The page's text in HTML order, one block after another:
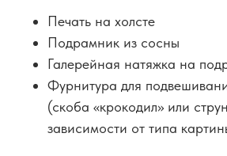
Печать на холсте
Подрамник из сосны
Галерейная натяжка на
Фурнитура для
(скоба «крокодил» или
зависимости от типа